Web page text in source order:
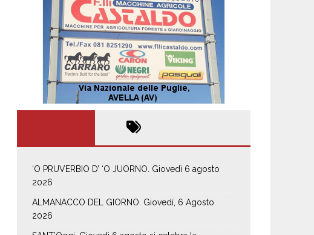
‘O PRUVERBIO D’ ‘O JUORNO. Giovedì 6 agosto
2026
ALMANACCO DEL GIORNO. Giovedí, 6 Agosto
2026